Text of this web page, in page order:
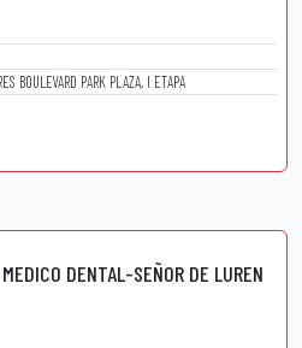
BOULEVARD PARK PLAZA, I ETAPA
DENTAL-SEÑOR DE LUREN